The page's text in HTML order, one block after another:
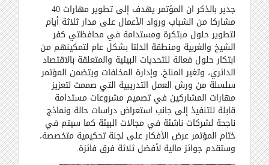
جدير بالذكر ان المؤتمر يهدف إلى تطوير مهارات 40
مشاركا من الشباب ورواد الأعمال على مدار ثلاثة أيام
لتطوير حلول مبتكرة ومستدامة في محافظتي كفر
الشيخ والغربية ومنطقة الدلتا بشكل عام لتمكينهم من
ابتكار حلول فعالة للتحديات البيئية والمتعلقة بالاقتصاد
الدائري، وتغير المناخ، وإدارة المخلفات ويتضمن المؤتمر
سلسلة من ورش العمل التدريبية التي صممت لتعزيز
مهارات المشاركين في تصميم مشروعات مستدامة
قابلة للتنفيذ إلى جانب استعراض دراسات حالة ونماذج
ناجحة لشركات ناشئة في مجالات البيئة كما سيتم في
ختام المؤتمر عرض الأفكار على لجنة تحكيمية متخصصة،
وستقدم جوائز مالية لأفضل ثلاثة فرق فائزة.